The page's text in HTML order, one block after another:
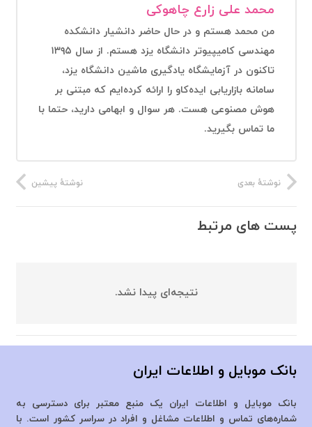
محمد علی زارع چاهوکی
من محمد هستم و در حال حاضر دانشیار دانشکده
مهندسی کامیپیوتر دانشگاه یزد هستم. از سال ۱۳۹۵
تاکنون در آزمایشگاه یادگیری ماشین دانشگاه یزد،
سامانه بازاریابی ایده‌کاو را ارائه کرده‌ایم که مبتنی بر
هوش مصنوعی هست. هر سوال و ابهامی دارید، حتما با
ما تماس بگیرید.
نوشتهٔ پیشین نوشتهٔ بعدی
پست های مرتبط
نتیجه‌ای پیدا نشد.
بانک موبایل و اطلاعات ایران
بانک موبایل و اطلاعات ایران یک منبع معتبر برای دسترسی به
شماره‌های تماس و اطلاعات مشاغل و افراد در سراسر کشور است. با